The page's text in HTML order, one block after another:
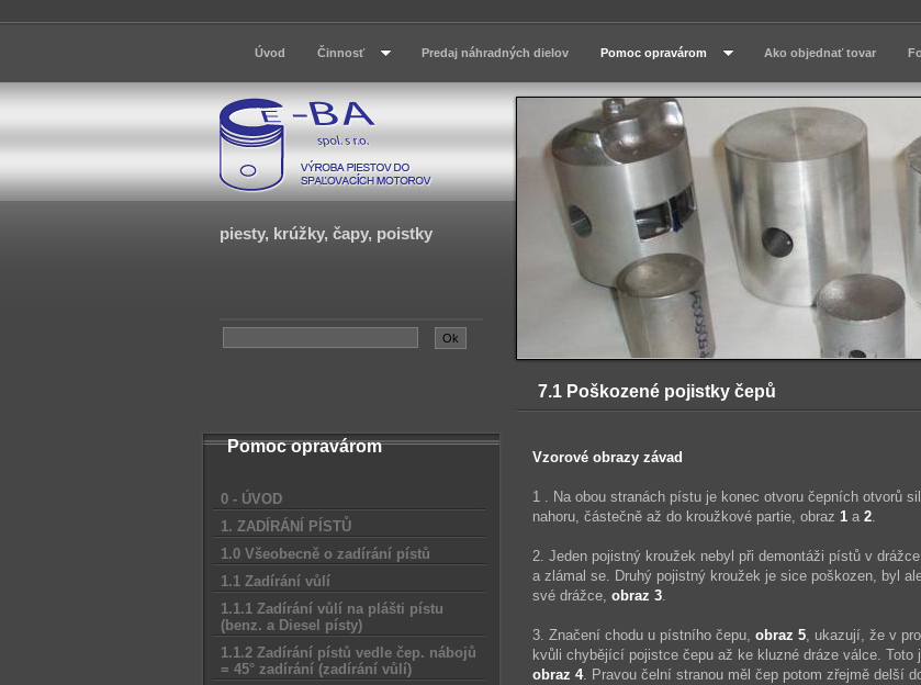
7.1 Poškozené pojistky čepů
Úvod Činnosť Predaj náhradných dielov Pomoc opravárom Ako objednať tovar
piesty, krúžky, čapy, poistky
Pomoc opravárom
0 - ÚVOD
1. ZADÍRÁNÍ PÍSTŮ
1.0 Všeobecně o zadírání pístů
1.1 Zadírání vůlí
1.1.1 Zadírání vůlí na plášti pístu
(benz. a Diesel písty)
1.1.2 Zadírání pístů vedle čep. nábojů
= 45° zadírání (zadírání vůlí)
Vzorové obrazy závad
1 . Na obou stranách pístu je konec otvoru čepních otvorů
nahoru, částečně až do kroužkové partie, obraz 1 a 2.
2. Jeden pojistný kroužek nebyl při demontáži pístů v
a zlámal se. Druhý pojistný kroužek je sice poškozen, byl
své drážce, obraz 3.
3. Značení chodu u pístního čepu, obraz 5, ukazují, že v
kvůli chybějící pojistce čepu až ke kluzné dráze válce. Toto
obraz 4. Pravou čelní stranou měl čep potom zřejmě delší